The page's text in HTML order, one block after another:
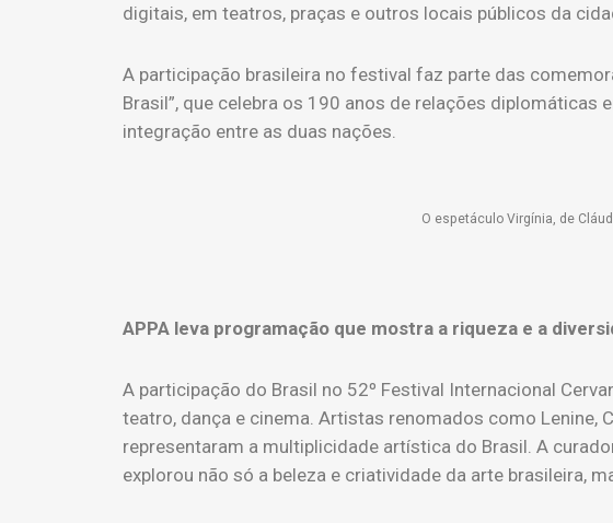
digitais, em teatros, praças e outros locais públicos da
A participação brasileira no festival faz parte das
Brasil”, que celebra os 190 anos de relações
integração entre as duas nações.
O espetáculo Virgínia, de
APPA leva programação que mostra a riqueza e a
A participação do Brasil no 52º Festival Internacional
teatro, dança e cinema. Artistas renomados como Lenine,
representaram a multiplicidade artística do Brasil. A
explorou não só a beleza e criatividade da arte brasileira,